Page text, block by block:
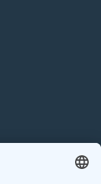
Uhr
20:00 Uhr.